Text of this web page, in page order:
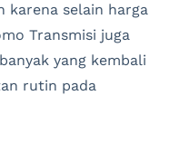
karena selain harga
Transmisi juga
yang kembali
rutin pada